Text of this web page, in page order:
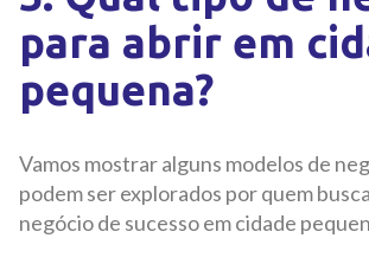
para abrir em
pequena?
Vamos mostrar alguns modelos de
podem ser explorados por quem
negócio de sucesso em cidade